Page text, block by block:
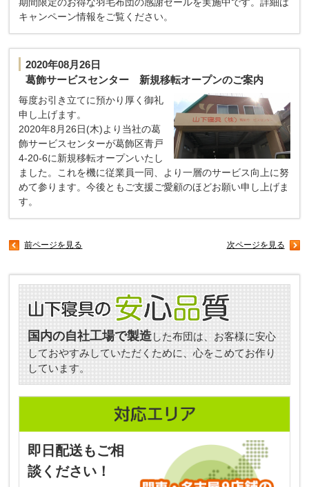
キャンペーン情報をご覧ください。
2020年08月26日
葛飾サービスセンター 新規移転オープンのご案内
毎度お引き立てに預かり厚く御礼
申し上げます。
2020年8月26日(木)より当社の葛
飾サービスセンターが葛飾区青戸
4-20-6に新規移転オープンいたし
ました。これを機に従業員一同、より一層のサービス向上に努
めて参ります。今後ともご支援ご愛顧のほどお願い申し上げま
す。
前ページを見る 次ページを見る
国内の自社工場で製造した布団は、お客様に安心
しておやすみしていただくために、心をこめてお作り
しています。
即日配送もご相
談ください！